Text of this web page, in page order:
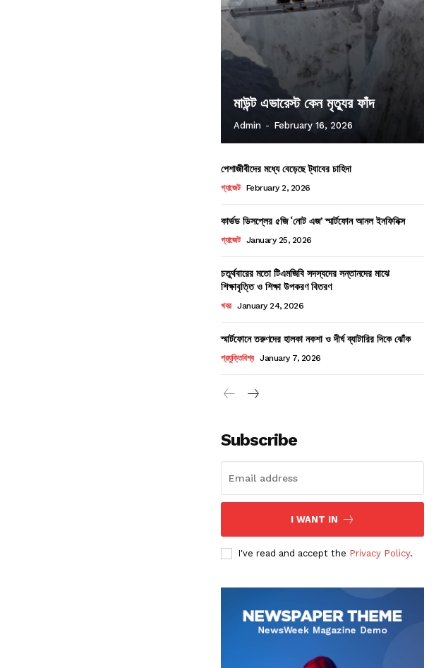
মাউন্ট এভারেস্ট কেন মৃত্যুর ফাঁদ
Admin - February 16, 2026
পেশাজীবীদের মধ্যে বেড়েছে ট্যাবের চাহিদা
গ্যাজেট February 2, 2026
কার্ভড ডিসপ্লের ৫জি ‘নোট এজ’ স্মার্টফোন আনল ইনফিনিক্স
গ্যাজেট January 25, 2026
চতুর্থবারের মতো টিএমজিবি সদস্যদের সন্তানদের মাঝে
শিক্ষাবৃত্তি ও শিক্ষা উপকরণ বিতরণ
খবর January 24, 2026
স্মার্টফোনে তরুণদের হালকা নকশা ও দীর্ঘ ব্যাটারির দিকে ঝোঁক
প্রযুক্তিবিশ্ব January 7, 2026
Subscribe
I WANT IN
I've read and accept the Privacy Policy.